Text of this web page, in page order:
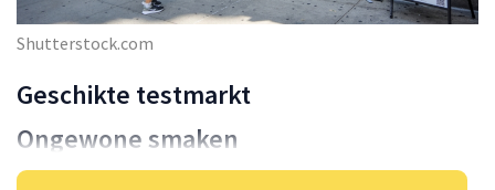
Shutterstock.com
Geschikte testmarkt
Ongewone smaken